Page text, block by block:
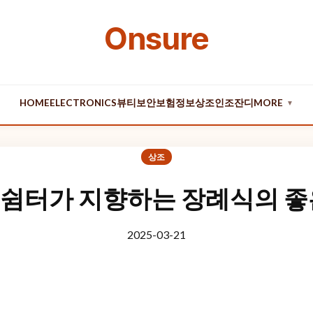
Onsure
HOMEELECTRONICS뷰티 보안보험정보상조인조잔디 MORE ▼
상조
터가 지향하는 장례식의
2025-03-21